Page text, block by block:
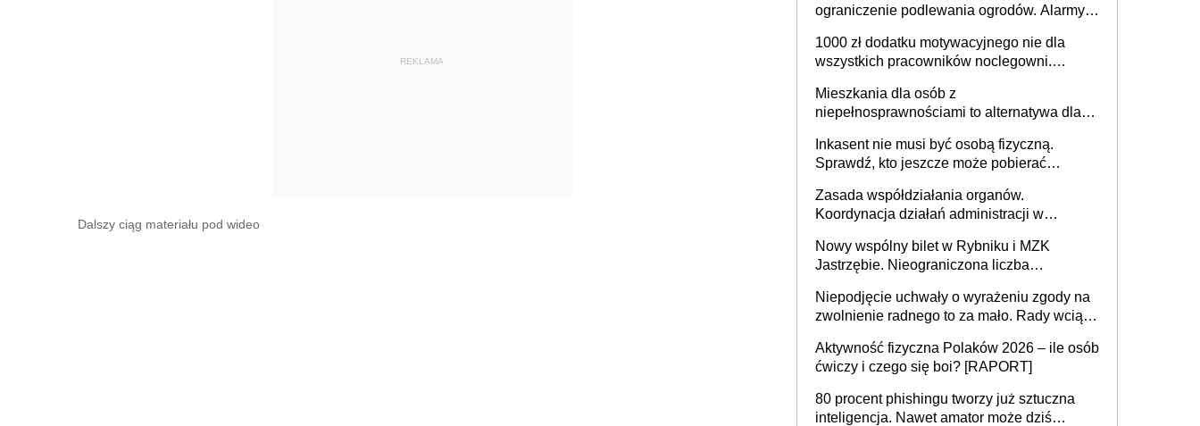
REKLAMA
Dalszy ciąg materiału pod wideo
ograniczenie podlewania ogrodów. Alarmy w
może objąć cały kraj
1000 zł dodatku motywacyjnego nie dla
wszystkich pracowników noclegowni.
Mieszkania dla osób z
niepełnosprawnościami to alternatywa dla
samodzielnie lub z rodziną
Inkasent nie musi być osobą fizyczną.
Sprawdź, kto jeszcze może pobierać
Zasada współdziałania organów.
Koordynacja działań administracji w
Nowy wspólny bilet w Rybniku i MZK
Jastrzębie. Nieograniczona liczba
Niepodjęcie uchwały o wyrażeniu zgody na
zwolnienie radnego to za mało. Rady wciąż
rozstrzygać sprawy
Aktywność fizyczna Polaków 2026 – ile osób
ćwiczy i czego się boi? [RAPORT]
80 procent phishingu tworzy już sztuczna
inteligencja. Nawet amator może dziś